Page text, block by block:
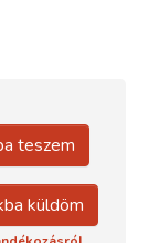
teszem
küldöm